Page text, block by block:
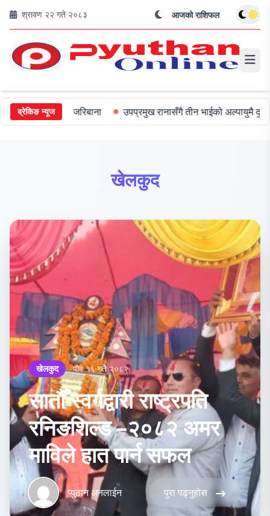
श्रावण २२ गते २०८३ आजको राशिफल
ब्रेकिङ न्यूज
५०० जरिबाना उपप्रमुख रानासँगै तीन भाईको अल्पायुमै दुखद निधन
खेलकुद
खेलकुद पौष १६ गते २०८२
सातौँ स्वर्गद्वारी राष्ट्रपति
रनिङशिल्ड –२०८२ अमर
माविले हात पार्न सफल
प्युठान अनलाईन पुरा पढ्नुहोस